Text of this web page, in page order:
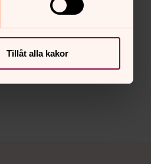
Tillåt alla kakor